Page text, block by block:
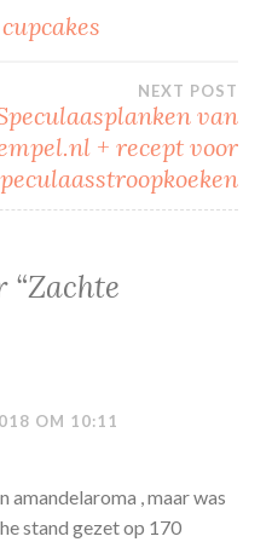
NEXT POST
van
+ recept voor
“Zachte
OM 10:11
, maar was
stand gezet op 170